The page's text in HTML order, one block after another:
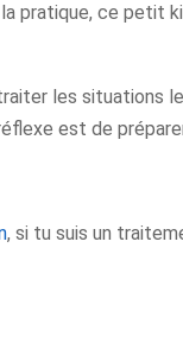
pratique, ce
les situations
est de
, si tu suis un